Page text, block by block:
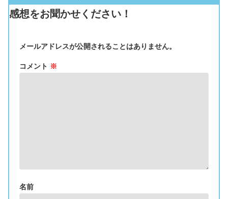
感想をお聞かせください！
メールアドレスが公開されることはありません。
コメント ※
名前